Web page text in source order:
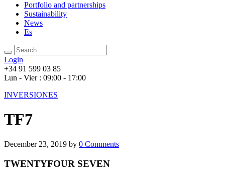
Portfolio and partnerships
Sustainability
News
Es
Login
+34 91 599 03 85
Lun - Vier : 09:00 - 17:00
INVERSIONES
TF7
December 23, 2019 by 0 Comments
TWENTYFOUR SEVEN